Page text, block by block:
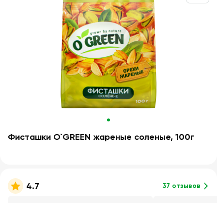
Фисташки O`GREEN жареные соленые, 100г
4.7 37 отзывов